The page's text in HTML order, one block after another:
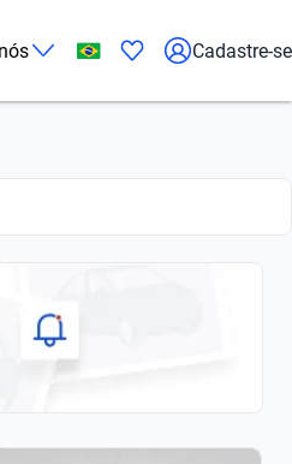
Cadastre-se